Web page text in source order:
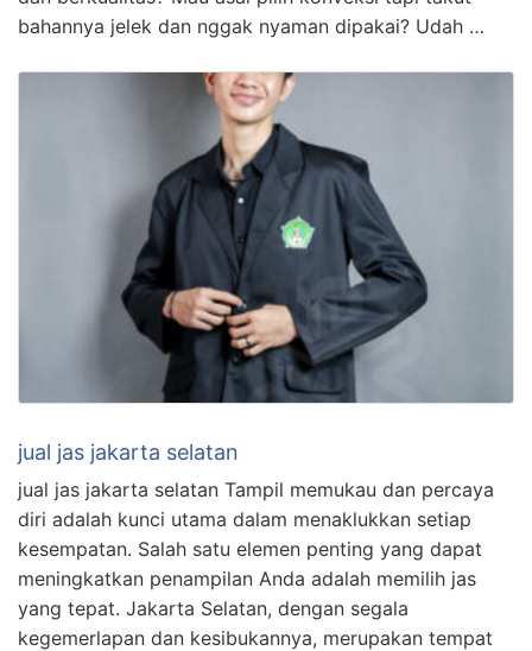
bahannya jelek dan nggak nyaman dipakai? Udah …
jual jas jakarta selatan
jual jas jakarta selatan Tampil memukau dan percaya
diri adalah kunci utama dalam menaklukkan setiap
kesempatan. Salah satu elemen penting yang dapat
meningkatkan penampilan Anda adalah memilih jas
yang tepat. Jakarta Selatan, dengan segala
kegemerlapan dan kesibukannya, merupakan tempat